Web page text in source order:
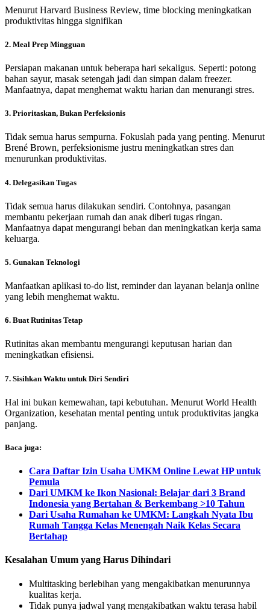
Menurut Harvard Business Review, time blocking meningkatkan
produktivitas hingga signifikan
2. Meal Prep Mingguan
Persiapan makanan untuk beberapa hari sekaligus. Seperti: potong
bahan sayur, masak setengah jadi dan simpan dalam freezer.
Manfaatnya, dapat menghemat waktu harian dan menurangi stres.
3. Prioritaskan, Bukan Perfeksionis
Tidak semua harus sempurna. Fokuslah pada yang penting. Menurut
Brené Brown, perfeksionisme justru meningkatkan stres dan
menurunkan produktivitas.
4. Delegasikan Tugas
Tidak semua harus dilakukan sendiri. Contohnya, pasangan
membantu pekerjaan rumah dan anak diberi tugas ringan.
Manfaatnya dapat mengurangi beban dan meningkatkan kerja sama
keluarga.
5. Gunakan Teknologi
Manfaatkan aplikasi to-do list, reminder dan layanan belanja online
yang lebih menghemat waktu.
6. Buat Rutinitas Tetap
Rutinitas akan membantu mengurangi keputusan harian dan
meningkatkan efisiensi.
7. Sisihkan Waktu untuk Diri Sendiri
Hal ini bukan kemewahan, tapi kebutuhan. Menurut World Health
Organization, kesehatan mental penting untuk produktivitas jangka
panjang.
Baca juga:
Cara Daftar Izin Usaha UMKM Online Lewat HP untuk
Pemula
Dari UMKM ke Ikon Nasional: Belajar dari 3 Brand
Indonesia yang Bertahan & Berkembang >10 Tahun
Dari Usaha Rumahan ke UMKM: Langkah Nyata Ibu
Rumah Tangga Kelas Menengah Naik Kelas Secara
Bertahap
Kesalahan Umum yang Harus Dihindari
Multitasking berlebihan yang mengakibatkan menurunnya
kualitas kerja.
Tidak punya jadwal yang mengakibatkan waktu terasa habil